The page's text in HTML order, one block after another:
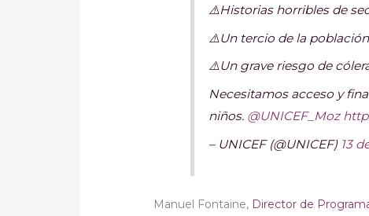
⚠️Historias horribles de
⚠️Un tercio de la
⚠️Un grave riesgo de
Necesitamos acceso y
niños. @UNICEF_Moz
– UNICEF (@UNICEF) 13
Manuel Fontaine, Director de